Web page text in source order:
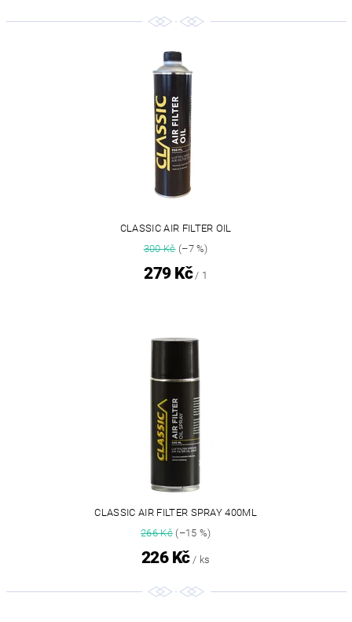
CLASSIC AIR FILTER OIL
300 Kč(–7 %)
279 Kč / 1
CLASSIC AIR FILTER SPRAY 400ML
266 Kč(–15 %)
226 Kč / ks